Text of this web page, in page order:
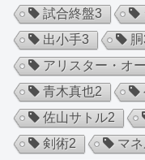
試合終盤3
出小手3 胴
アリスター・オ
青木真也2
佐山サトル2
剣術2 マ